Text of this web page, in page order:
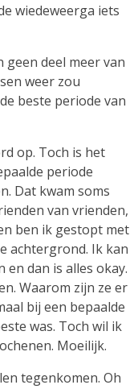
wiedeweerga iets
geen deel meer van
weer zou
beste periode van
op. Toch is het
periode
Dat kwam soms
van vrienden,
ben ik gestopt met
achtergrond. Ik kan
dan is alles okay.
Waarom zijn ze er
bij een bepaalde
was. Toch wil ik
Moeilijk.
tegenkomen. Oh